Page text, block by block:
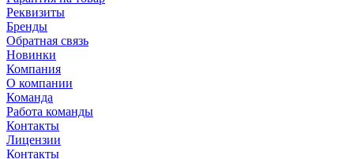
Реквизиты
Бренды
Обратная связь
Новинки
Компания
О компании
Команда
Работа команды
Контакты
Лицензии
Контакты